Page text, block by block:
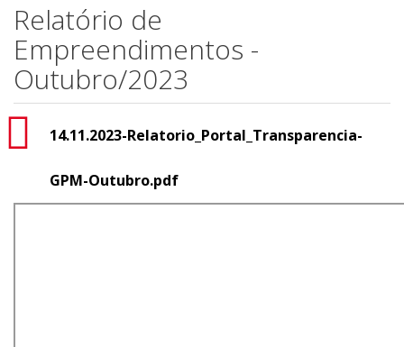
Relatório de
Empreendimentos -
Outubro/2023
14.11.2023-Relatorio_Portal_Transparencia-
GPM-Outubro.pdf